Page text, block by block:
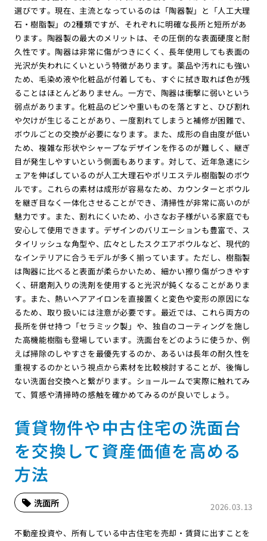
選びです。現在、主流となっているのは「陶器製」と「人工大理
石・樹脂製」の2種類ですが、それぞれに明確な長所と短所があ
ります。陶器製の最大のメリットは、その圧倒的な表面硬度と耐
久性です。陶器は非常に傷がつきにくく、長年使用しても表面の
光沢が失われにくいという特徴があります。薬品や汚れにも強い
ため、毛染め液や化粧品が付着しても、すぐに拭き取れば色が残
ることはほとんどありません。一方で、陶器は衝撃に弱いという
弱点があります。化粧品のビンや重いものを落とすと、ひび割れ
や欠けが生じることがあり、一度割れてしまうと補修が困難で、
ボウルごとの交換が必要になります。また、成形の自由度が低い
ため、複雑な形状やシャープなデザインを作るのが難しく、継ぎ
目が発生しやすいという側面もあります。対して、近年急速にシ
ェアを伸ばしているのが人工大理石やポリエステル樹脂製のボウ
ルです。これらの素材は成形が容易なため、カウンターとボウル
を継ぎ目なく一体化させることができ、清掃性が非常に高いのが
魅力です。また、割れにくいため、小さなお子様がいる家庭でも
安心して使用できます。デザインのバリエーションも豊富で、ス
タイリッシュな角型や、広々としたスクエアボウルなど、現代的
なインテリアに合うモデルが多く揃っています。ただし、樹脂製
は陶器に比べると表面が柔らかいため、細かい擦り傷がつきやす
く、研磨剤入りの洗剤を使用すると光沢が鈍くなることがありま
す。また、熱いヘアアイロンを直接置くと変色や変形の原因にな
るため、取り扱いには注意が必要です。最近では、これら両方の
長所を併せ持つ「セラミック製」や、独自のコーティングを施し
た高機能樹脂も登場しています。洗面台をどのように使うか、例
えば掃除のしやすさを最優先するのか、あるいは長年の耐久性を
重視するのかという視点から素材を比較検討することが、後悔し
ない洗面台交換へと繋がります。ショールームで実際に触れてみ
て、質感や清掃時の感触を確かめてみるのが良いでしょう。
賃貸物件や中古住宅の洗面台
を交換して資産価値を高める
方法
2026.03.13
洗面所
不動産投資や、所有している中古住宅を売却・賃貸に出すことを